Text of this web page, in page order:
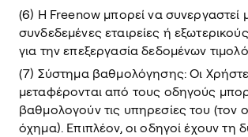
(6) Η Freenow μπορεί να συνεργαστεί
συνδεδεμένες εταιρείες ή
για την επεξεργασία δεδομένων
(7) Σύστημα βαθμολόγησης: Οι
μεταφέρονται από τους οδηγούς
βαθμολογούν τις υπηρεσίες του (τον
όχημα). Επιπλέον, οι οδηγοί έχουν τη